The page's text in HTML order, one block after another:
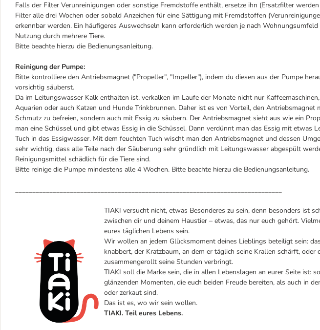
Falls der Filter Verunreinigungen oder sonstige Fremdstoffe enthält, ersetze ihn (Ersatzfilter
Filter alle drei Wochen oder sobald Anzeichen für eine Sättigung mit Fremdstoffen
erkennbar werden. Ein häufigeres Auswechseln kann erforderlich werden je nach
Nutzung durch mehrere Tiere.
Bitte beachte hierzu die Bedienungsanleitung.
Reinigung der Pumpe:
Bitte kontrolliere den Antriebsmagnet ("Propeller", "Impeller"), indem du diesen aus der Pumpe
vorsichtig säuberst.
Da im Leitungswasser Kalk enthalten ist, verkalken im Laufe der Monate nicht nur
Aquarien oder auch Katzen und Hunde Trinkbrunnen. Daher ist es von Vorteil, den Antriebsmagnet
Schmutz zu befreien, sondern auch mit Essig zu säubern. Der Antriebsmagnet sieht aus wie ein
man eine Schüssel und gibt etwas Essig in die Schüssel. Dann verdünnt man das Essig mit etwas
Tuch in das Essigwasser. Mit dem feuchten Tuch wischt man den Antriebsmagnet und dessen
sehr wichtig, dass alle Teile nach der Säuberung sehr gründlich mit Leitungswasser abgespült
Reinigungsmittel schädlich für die Tiere sind.
Bitte reinige die Pumpe mindestens alle 4 Wochen. Bitte beachte hierzu die Bedienungsanleitung.
______________________________________________________________________________
TIAKI versucht nicht, etwas Besonderes zu sein, denn besonders ist
zwischen dir und deinem Haustier – etwas, das nur euch gehört.
eures täglichen Lebens sein.
Wir wollen an jedem Glücksmoment deines Lieblings beteiligt sein:
knabbert, der Kratzbaum, an dem er täglich seine Krallen schärft, oder
zusammengerollt seine Stunden verbringt.
TIAKI soll die Marke sein, die in allen Lebenslagen an eurer Seite ist:
glänzenden Momenten, die euch beiden Freude bereiten, als auch in
oder zerkaut sind.
Das ist es, wo wir sein wollen.
TIAKI. Teil eures Lebens.